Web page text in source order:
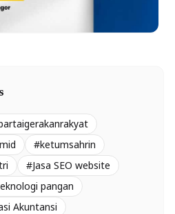
#ketumsahrin
#Jasa SEO website
pangan
Akuntansi